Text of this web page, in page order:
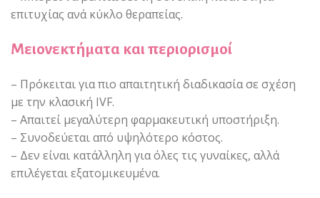
επιτυχίας ανά κύκλο θεραπείας.
Μειονεκτήματα και περιορισμοί
– Πρόκειται για πιο απαιτητική διαδικασία σε σχέση
με την κλασική IVF.
– Απαιτεί μεγαλύτερη φαρμακευτική υποστήριξη.
– Συνοδεύεται από υψηλότερο κόστος.
– Δεν είναι κατάλληλη για όλες τις γυναίκες, αλλά
επιλέγεται εξατομικευμένα.